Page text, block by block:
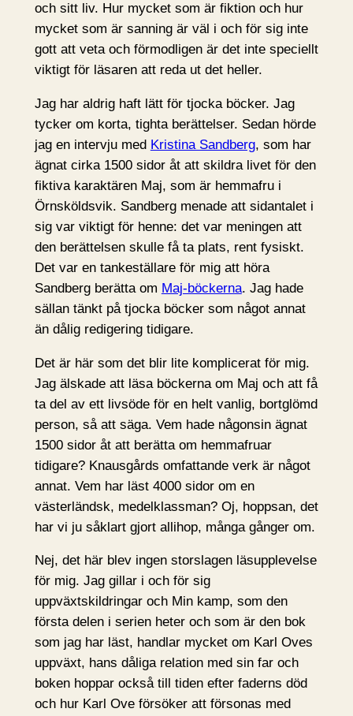
och sitt liv. Hur mycket som är fiktion och hur
mycket som är sanning är väl i och för sig inte
gott att veta och förmodligen är det inte speciellt
viktigt för läsaren att reda ut det heller.
Jag har aldrig haft lätt för tjocka böcker. Jag
tycker om korta, tighta berättelser. Sedan hörde
jag en intervju med Kristina Sandberg, som har
ägnat cirka 1500 sidor åt att skildra livet för den
fiktiva karaktären Maj, som är hemmafru i
Örnsköldsvik. Sandberg menade att sidantalet i
sig var viktigt för henne: det var meningen att
den berättelsen skulle få ta plats, rent fysiskt.
Det var en tankeställare för mig att höra
Sandberg berätta om Maj-böckerna. Jag hade
sällan tänkt på tjocka böcker som något annat
än dålig redigering tidigare.
Det är här som det blir lite komplicerat för mig.
Jag älskade att läsa böckerna om Maj och att få
ta del av ett livsöde för en helt vanlig, bortglömd
person, så att säga. Vem hade någonsin ägnat
1500 sidor åt att berätta om hemmafruar
tidigare? Knausgårds omfattande verk är något
annat. Vem har läst 4000 sidor om en
västerländsk, medelklassman? Oj, hoppsan, det
har vi ju såklart gjort allihop, många gånger om.
Nej, det här blev ingen storslagen läsupplevelse
för mig. Jag gillar i och för sig
uppväxtskildringar och Min kamp, som den
första delen i serien heter och som är den bok
som jag har läst, handlar mycket om Karl Oves
uppväxt, hans dåliga relation med sin far och
boken hoppar också till tiden efter faderns död
och hur Karl Ove försöker att försonas med